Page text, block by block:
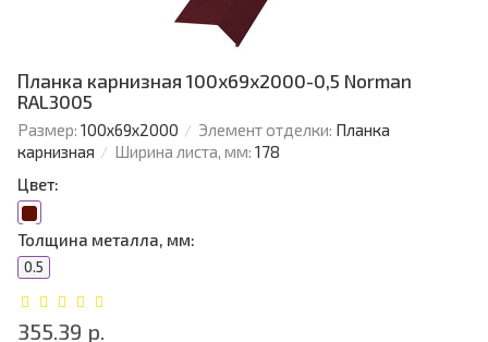
Планка карнизная 100х69х2000-0,5 Norman
RAL3005
Размер: 100х69х2000 Элемент отделки: Планка
карнизная
Ширина листа, мм: 178
Цвет:
Толщина металла, мм:
0.5
355.39 р.